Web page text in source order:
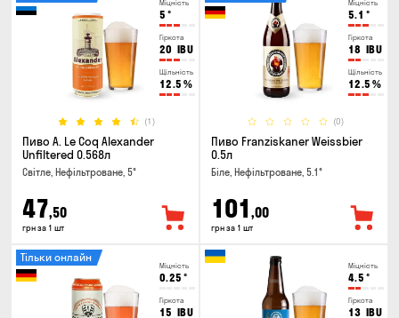
Міцність
5 °
Гіркота
20 IBU
Щільність
12.5 %
(1)
Пиво A. Le Coq Alexander
Unfiltered 0.568л
Світле, Нефільтроване, 5°
47,50
грн за 1 шт
Міцність
5.1 °
Гіркота
18 IBU
Щільність
12.5 %
(0)
Пиво Franziskaner Weissbier
0.5л
Біле, Нефільтроване, 5.1°
101 ,00
грн за 1 шт
Міцність
0.25 °
Гіркота
15 IBU
Тільки онлайн
Міцність
4.5 °
Гіркота
13 IBU